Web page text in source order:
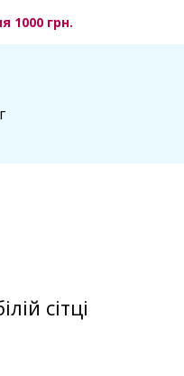
1000 грн.
сітці